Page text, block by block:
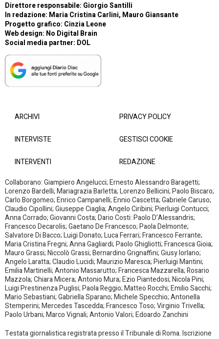
Direttore responsabile: Giorgio Santilli
In redazione: Maria Cristina Carlini, Mauro Giansante
Progetto grafico: Cinzia Leone
Web design: No Digital Brain
Social media partner: DOL
ARCHIVI
INTERVISTE
INTERVENTI
PRIVACY POLICY
GESTISCI COOKIE
REDAZIONE
Collaborano: Giampiero Angelucci; Ernesto Alessandro Baragetti;
Lorenzo Bardelli; Mariagrazia Barletta; Lorenzo Bellicini; Paolo Biscaro;
Carlo Borgomeo; Enrico Campanelli; Ennio Cascetta; Gabriele Caruso;
Claudio Cipollini; Giuseppe Ciaglia; Angelo Ciribini; Pierluigi Contucci;
Anna Corrado; Giovanni Costa; Dario Costi: Paolo D’Alessandris;
Francesco Decarolis; Gaetano De Francesco; Paola Delmonte;
Salvatore Di Bacco; Luigi Donato; Luca Ferrari; Francesco Ferrante;
Maria Cristina Fregni; Anna Gagliardi; Paolo Ghigliotti; Francesca Gioia;
Mauro Grassi; Niccolò Grassi; Bernardino Grignaffini; Giusy Iorlano;
Angelo Laratta; Claudio Lucidi; Maurizio Maresca; Pierluigi Mantini;
Emilia Martinelli; Antonio Massarutto; Francesca Mazzarella; Rosario
Mazzola; Chiara Micera; Antonio Mura; Ezio Piantedosi; Nicola Pini;
Luigi Prestinenza Puglisi; Paola Reggio; Matteo Rocchi; Emilio Sacchi;
Mario Sebastiani; Gabriella Sparano; Michele Specchio; Antonella
Stemperini; Mercedes Tascedda; Francesco Toso; Virginio Trivella;
Paolo Urbani; Marco Vignali; Antonio Valori; Edoardo Zanchini
Testata giornalistica registrata presso il Tribunale di Roma. Iscrizione